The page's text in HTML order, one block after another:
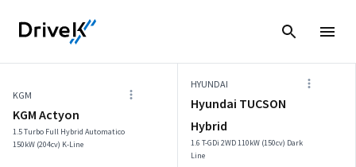
KGM
KGM Actyon
1.5 Turbo Full Hybrid Automatico
150kW (204cv) K-Line
HYUNDAI
Hyundai TUCSON
Hybrid
1.6 T-GDi 2WD 110kW (150cv) Dark
Line